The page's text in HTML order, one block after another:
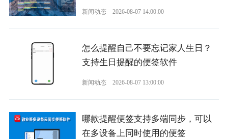
新闻动态 2026-08-07 14:00:00
怎么提醒自己不要忘记家人生日？
支持生日提醒的便签软件
新闻动态 2026-08-07 13:00:00
哪款提醒便签支持多端同步，可以
在多设备上同时使用的便签